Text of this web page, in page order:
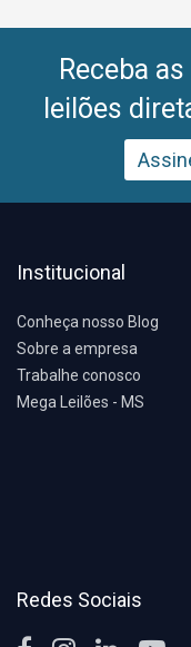
Receba
leilões
Institucional
Conheça nosso Blog
Sobre a empresa
Trabalhe conosco
Mega Leilões - MS
Redes Sociais